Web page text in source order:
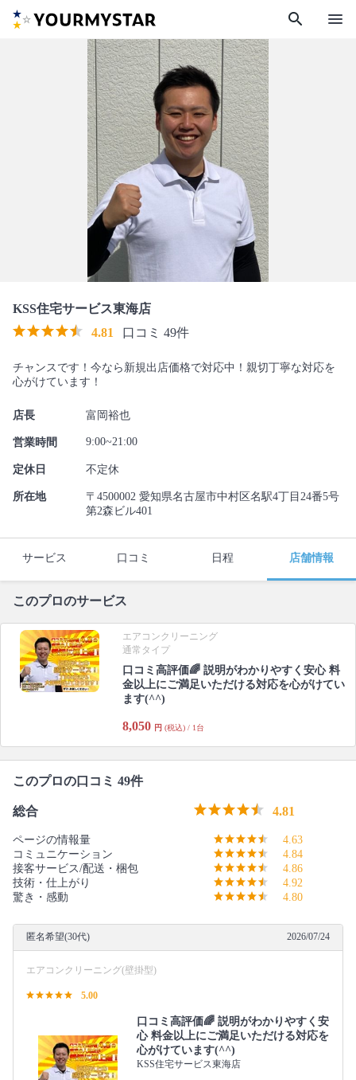
search menu
KSS住宅サービス東海店
4.81
口コミ 49件
チャンスです！今なら新規出店価格で対応中！親切丁寧な対応を
心がけています！
店長 富岡裕也
営業時間 9:00~21:00
定休日 不定休
所在地
〒4500002 愛知県名古屋市中村区名駅4丁目24番5号
第2森ビル401
サービス 口コミ 日程 店舗情報
このプロのサービス
エアコンクリーニング
通常タイプ
口コミ高評価🌈 説明がわかりやすく安心 料
金以上にご満足いただける対応を心がけてい
ます(^^)
8,050 円 (税込) / 1台
このプロの口コミ 49件
総合 4.81
ページの情報量
4.63
コミュニケーション
4.84
接客サービス/配送・梱包
4.86
技術・仕上がり
4.92
驚き・感動
4.80
匿名希望(30代) 2026/07/24
エアコンクリーニング(壁掛型)
5.00
口コミ高評価🌈 説明がわかりやすく安
心 料金以上にご満足いただける対応を
心がけています(^^)
KSS住宅サービス東海店